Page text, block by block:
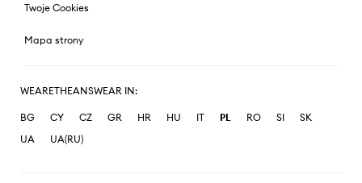
Twoje Cookies
Mapa strony
WEARETHEANSWEAR IN:
BG CY CZ GR HR HU IT PL RO SI
SK
UA
UA(RU)